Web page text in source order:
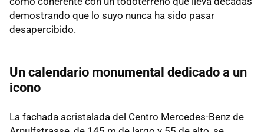
demostrando que lo suyo nunca ha sido pasar
desapercibido.
Un calendario monumental dedicado a un
icono
La fachada acristalada del Centro Mercedes-Benz de